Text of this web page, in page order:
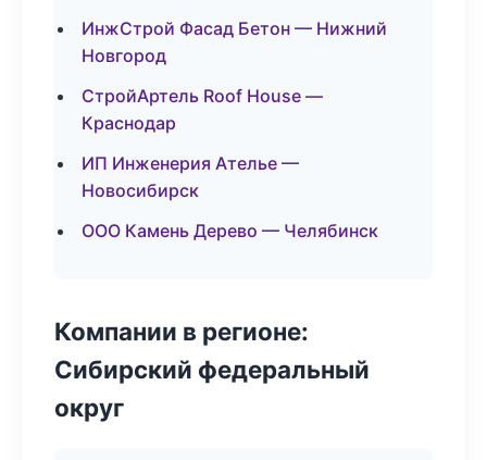
ИнжСтрой Фасад Бетон — Нижний
Новгород
СтройАртель Roof House —
Краснодар
ИП Инженерия Ателье —
Новосибирск
ООО Камень Дерево — Челябинск
Компании в регионе:
Сибирский федеральный
округ